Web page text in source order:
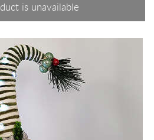
is unavailable